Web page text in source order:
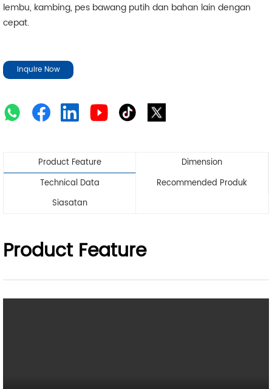
lembu, kambing, pes bawang putih dan bahan lain dengan
cepat.
Inquire Now
Product Feature
Dimension
Technical Data
Recommended Produk
Siasatan
Product Feature